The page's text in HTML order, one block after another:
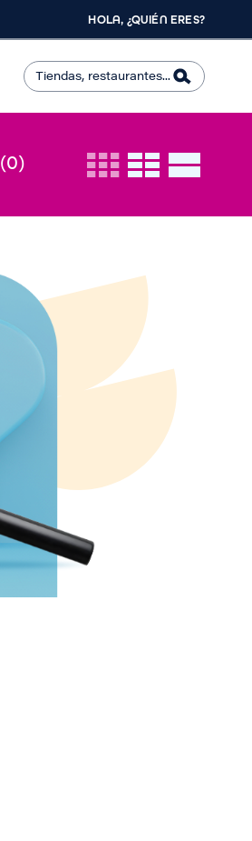
HOLA, ¿QUIÉN ERES?
(0)